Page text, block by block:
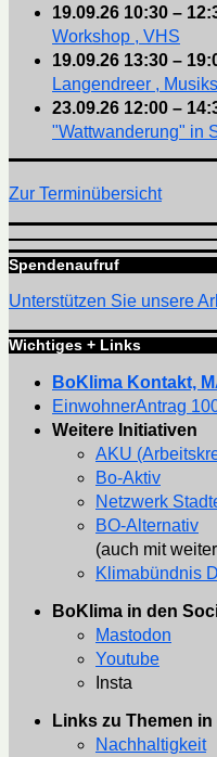
19.09.26 10:30 –
Workshop , VHS
19.09.26 13:30 –
Langendreer ,
23.09.26 12:00 –
"Wattwanderung" in
Zur Terminübersicht
Spendenaufruf
Unterstützen Sie unsere
Wichtiges + Links
BoKlima Kontakt,
EinwohnerAntrag
Weitere Initiativen
AKU
Bo-Aktiv
Netzwerk
BO-Alternativ
(auch mit
Klimabündnis
BoKlima in den
Mastodon
Youtube
Insta
Links zu Themen
Nachhaltigkeit